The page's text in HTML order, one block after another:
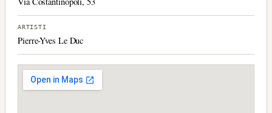
ARTISTI
Pierre-Yves Le Duc